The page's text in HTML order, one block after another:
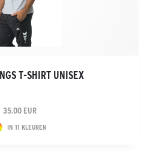
T-SHIRT UNISEX
35.00 EUR
IN 11 KLEUREN